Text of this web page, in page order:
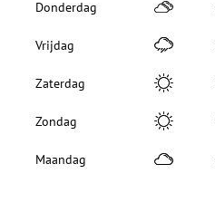
Donderdag
Vrijdag
Zaterdag
Zondag
Maandag